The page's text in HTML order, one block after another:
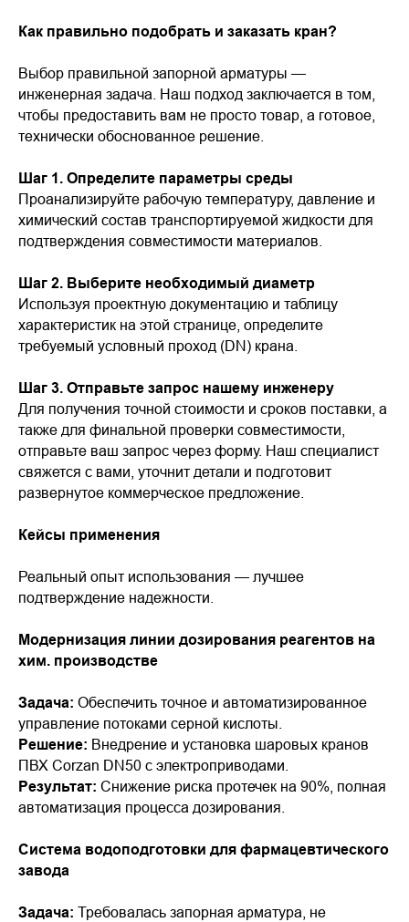
Как правильно подобрать и заказать кран?
Выбор правильной запорной арматуры —
инженерная задача. Наш подход заключается в том,
чтобы предоставить вам не просто товар, а готовое,
технически обоснованное решение.
Шаг 1. Определите параметры среды
Проанализируйте рабочую температуру, давление и
химический состав транспортируемой жидкости для
подтверждения совместимости материалов.
Шаг 2. Выберите необходимый диаметр
Используя проектную документацию и таблицу
характеристик на этой странице, определите
требуемый условный проход (DN) крана.
Шаг 3. Отправьте запрос нашему инженеру
Для получения точной стоимости и сроков поставки, а
также для финальной проверки совместимости,
отправьте ваш запрос через форму. Наш специалист
свяжется с вами, уточнит детали и подготовит
развернутое коммерческое предложение.
Кейсы применения
Реальный опыт использования — лучшее
подтверждение надежности.
Модернизация линии дозирования реагентов на
хим. производстве
Задача: Обеспечить точное и автоматизированное
управление потоками серной кислоты.
Решение: Внедрение и установка шаровых кранов
ПВХ Corzan DN50 с электроприводами.
Результат: Снижение риска протечек на 90%, полная
автоматизация процесса дозирования.
Система водоподготовки для фармацевтического
завода
Задача: Требовалась запорная арматура, не